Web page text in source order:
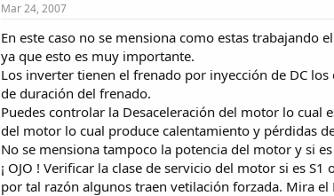
Mar 24, 2007
En este caso no se mensiona como estas trabajando
ya que esto es muy importante.
Los inverter tienen el frenado por inyección de DC
de duración del frenado.
Puedes controlar la Desaceleración del motor lo
del motor lo cual produce calentamiento y pérdidas
No se mensiona tampoco la potencia del motor y si
¡ OJO ! Verificar la clase de servicio del motor si es
por tal razón algunos traen vetilación forzada. Mira el